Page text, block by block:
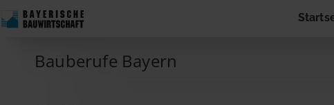
Skip to content
Bauberufe Bayern